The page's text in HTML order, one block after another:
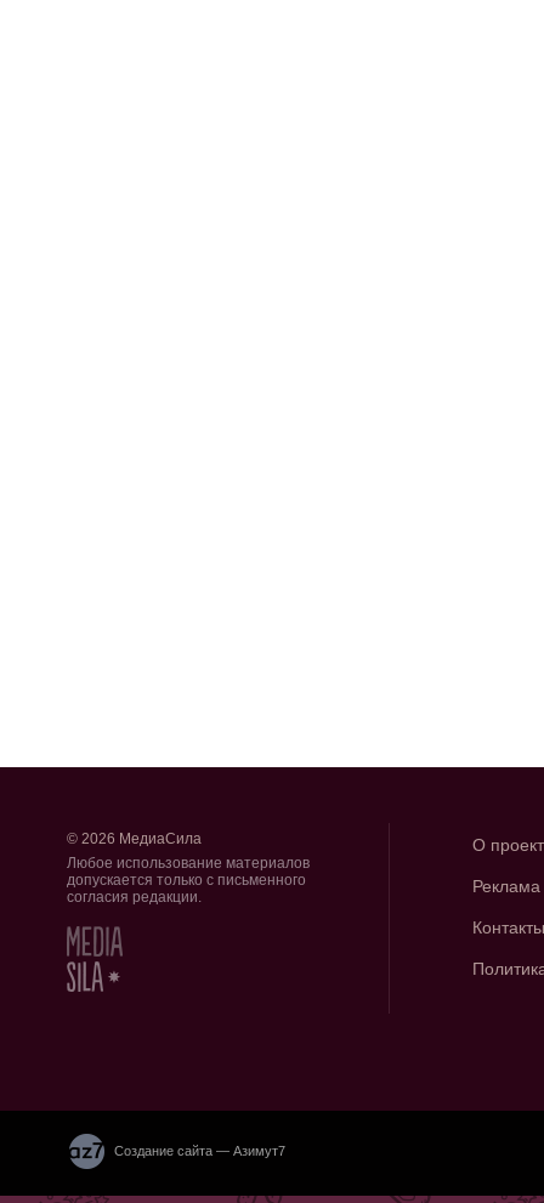
© 2026 МедиаСила
Любое использование материалов
допускается только с письменного
согласия редакции.
О
Реклама
Контакты
Создание сайта — Азимут7